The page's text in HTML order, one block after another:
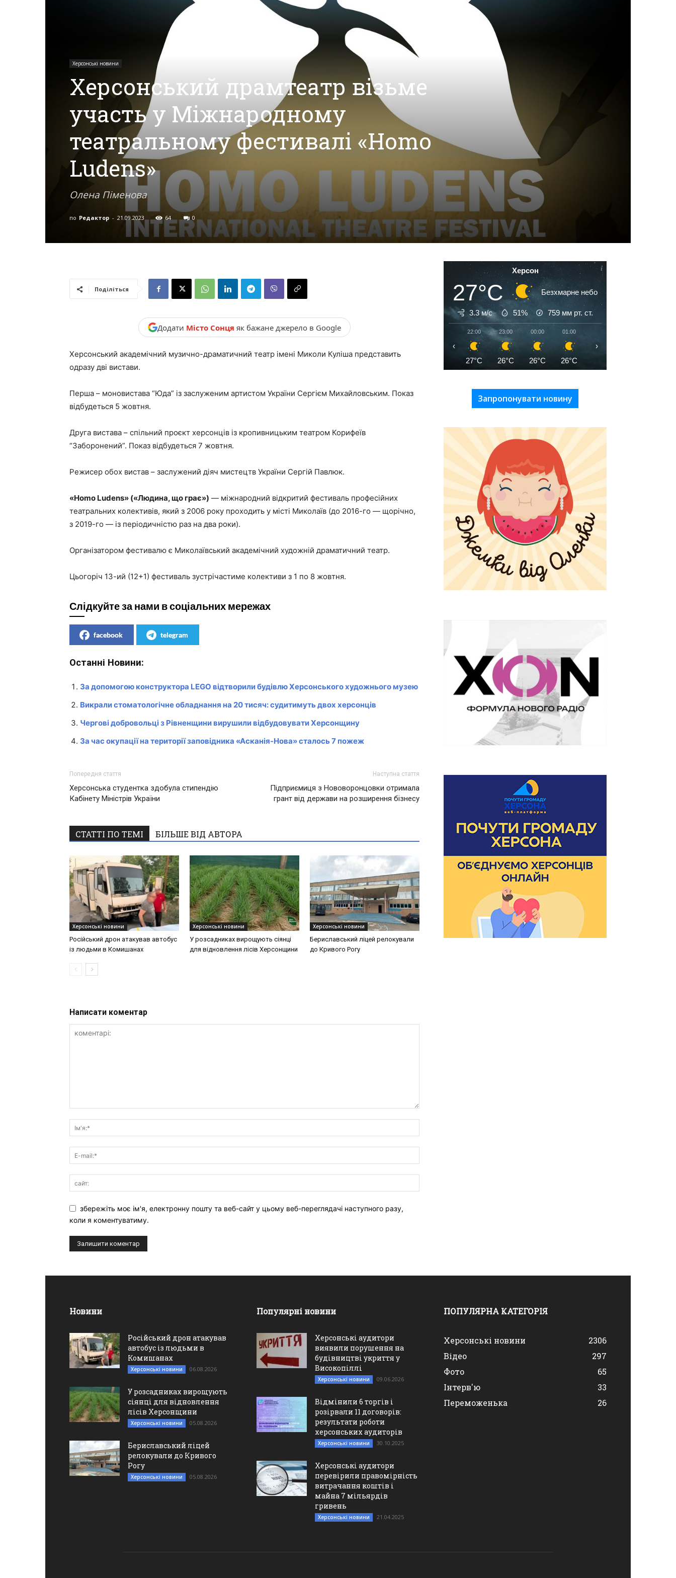
Херсонщини,
Події
Херсон,
Херсонські
новини,
Україна.
Херсонські новини
Херсонський драмтеатр візьме
участь у Міжнародному
театральному фестивалі «Homo
Ludens»
Олена Піменова
по Редактор - 21.09.2023 64 0
Поділіться
Додати Місто Сонця як бажане джерело в Google
Херсонський академічний музично-драматичний театр імені Миколи Куліша представить
одразу дві вистави.
Перша – моновистава “Юда” із заслуженим артистом України Сергієм Михайловським. Показ
відбудеться 5 жовтня.
Друга вистава – спільний проєкт херсонців із кропивницьким театром Корифеїв
“Заборонений”. Показ відбудеться 7 жовтня.
Режисер обох вистав – заслужений діяч мистецтв України Сергій Павлюк.
«Homo Ludens» («Людина, що грає») — міжнародний відкритий фестиваль професійних
театральних колективів, який з 2006 року проходить у місті Миколаїв (до 2016-го — щорічно,
з 2019-го — із періодичністю раз на два роки).
Організатором фестивалю є Миколаївський академічний художній драматичний театр.
Цьогоріч 13-ий (12+1) фестиваль зустрічастиме колективи з 1 по 8 жовтня.
Слідкуйте за нами в соціальних мережах
facebook telegram
Останні Новини:
За допомогою конструктора LEGO відтворили будівлю Херсонського художнього музею
Викрали стоматологічне обладнання на 20 тисяч: судитимуть двох херсонців
Чергові добровольці з Рівненщини вирушили відбудовувати Херсонщину
За час окупації на території заповідника «Асканія-Нова» сталось 7 пожеж
Попередня стаття
Херсонська студентка здобула стипендію
Кабінету Міністрів України
Наступна стаття
Підприємиця з Нововоронцовки отримала
грант від держави на розширення бізнесу
СТАТТІ ПО ТЕМІ БІЛЬШЕ ВІД АВТОРА
Херсонські новини
Російський дрон атакував автобус
із людьми в Комишанах
Херсонські новини
У розсадниках вирощують сіянці
для відновлення лісів Херсонщини
Херсонські новини
Бериславський ліцей релокували
до Кривого Рогу
Написати коментар
збережіть моє ім'я, електронну пошту та веб-сайт у цьому веб-переглядачі наступного разу,
коли я коментуватиму.
Херсон
27°C Безхмарне небо
3.3 м/с 51% 759 мм рт. ст.
22:00
27°C
23:00
26°C
00:00
26°C
01:00
26°C
‹ ›
Запропонувати новину
Новини
Російський дрон атакував
автобус із людьми в
Комишанах
Херсонські новини 06.08.2026
У розсадниках вирощують
сіянці для відновлення
лісів Херсонщини
Херсонські новини 05.08.2026
Бериславський ліцей
релокували до Кривого
Рогу
Херсонські новини 05.08.2026
Популярні новини
Херсонські аудитори
виявили порушення на
будівництві укриття у
Високопіллі
Херсонські новини 09.06.2026
Відмінили 6 торгів і
розірвали 11 договорів:
результати роботи
херсонських аудиторів
Херсонські новини 30.10.2025
Херсонські аудитори
перевірили правомірність
витрачання коштів і
майна 7 мільярдів
гривень
Херсонські новини 21.04.2025
ПОПУЛЯРНА КАТЕГОРІЯ
Херсонські новини
2306
Відео
297
Фото
65
Інтерв'ю
33
Переможенька
26